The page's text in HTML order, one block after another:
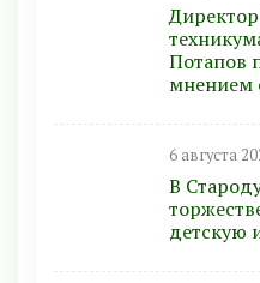
Потапов
мнением
6 августа
В
детскую